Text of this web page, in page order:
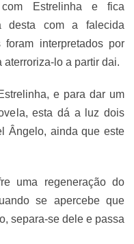
Estrelinha e fica
desta com a falecida
interpretados por
aterroriza-lo a partir dai.
e para dar um
esta dá a luz dois
Ângelo, ainda que este
uma regeneração do
se apercebe que
separa-se dele e passa